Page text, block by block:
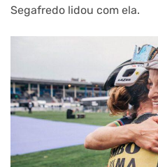
Segafredo lidou com ela.